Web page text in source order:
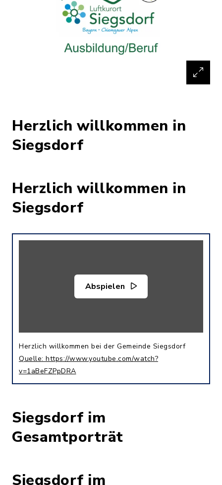
Herzlich willkommen in
Siegsdorf
Herzlich willkommen in
Siegsdorf
Abspielen
Herzlich willkommen bei der Gemeinde Siegsdorf
Quelle: https://www.youtube.com/watch?
v=1aBeFZPpDRA
Siegsdorf im
Gesamtporträt
Siegsdorf im